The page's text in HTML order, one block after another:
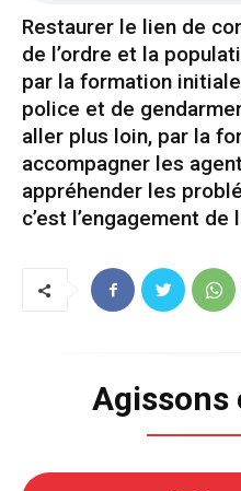
Restaurer le lien de
de l’ordre et la
par la formation
police et de
aller plus loin, par la
accompagner les
appréhender les
c’est l’engagement de
Agissons